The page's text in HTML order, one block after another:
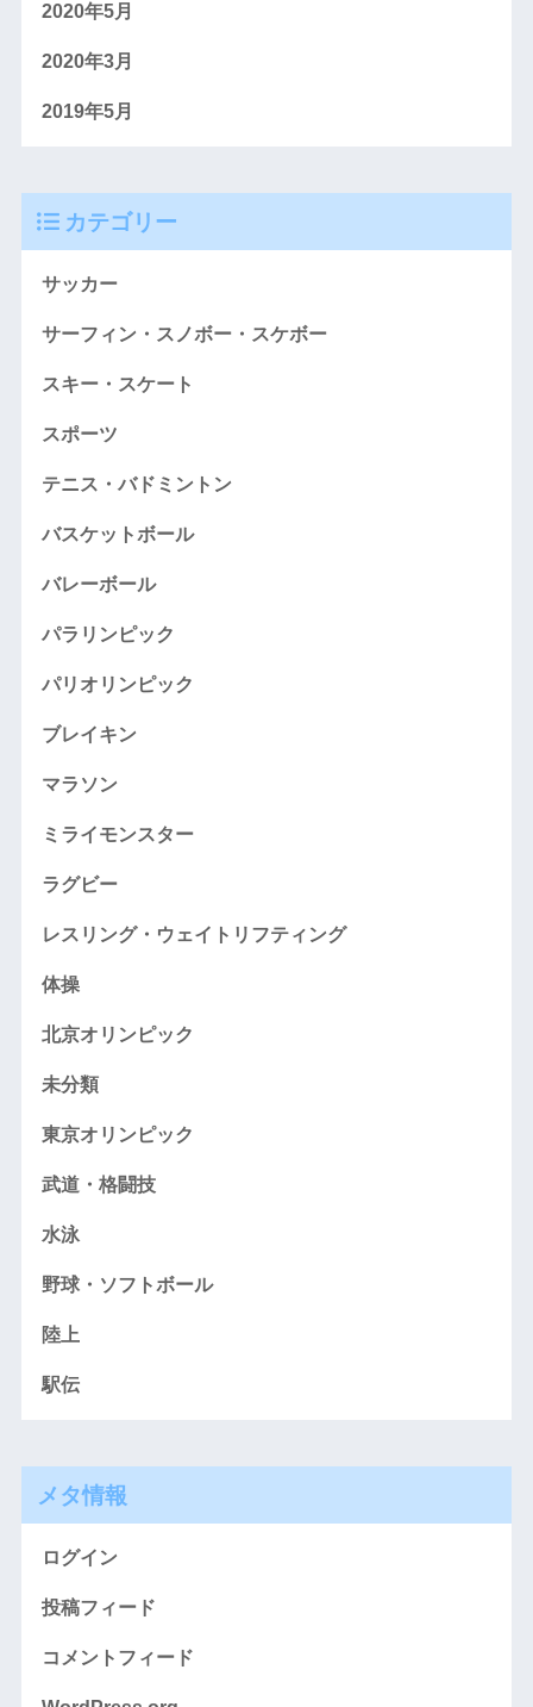
2020年5月
2020年3月
2019年5月
カテゴリー
サッカー
サーフィン・スノボー・スケボー
スキー・スケート
スポーツ
テニス・バドミントン
バスケットボール
バレーボール
パラリンピック
パリオリンピック
ブレイキン
マラソン
ミライモンスター
ラグビー
レスリング・ウェイトリフティング
体操
北京オリンピック
未分類
東京オリンピック
武道・格闘技
水泳
野球・ソフトボール
陸上
駅伝
メタ情報
ログイン
投稿フィード
コメントフィード